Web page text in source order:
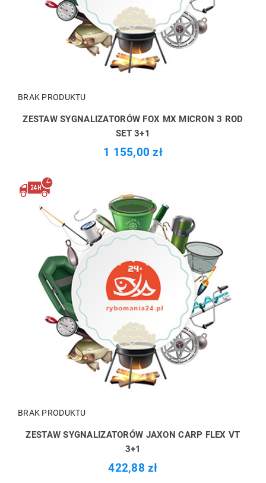
BRAK PRODUKTU
ZESTAW SYGNALIZATORÓW FOX MX MICRON 3 ROD
SET 3+1
1 155,00 zł
BRAK PRODUKTU
ZESTAW SYGNALIZATORÓW JAXON CARP FLEX VT
3+1
422,88 zł